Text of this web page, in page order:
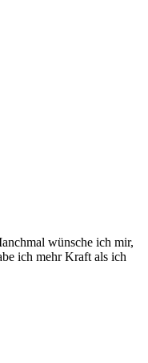
wünsche ich mir,
ich mehr Kraft als ich